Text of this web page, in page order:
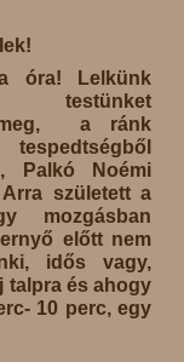
óra! Lelkünk
testünket
meg, a ránk
Palkó Noémi
született a
mozgásban
előtt nem
idős vagy,
talpra és ahogy
10 perc, egy